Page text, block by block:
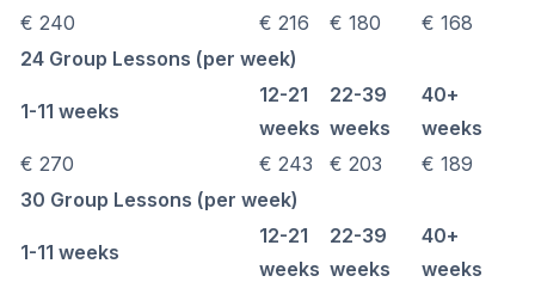
€ 240
€ 216 € 180
€ 168
24 Group Lessons (per week)
1-11 weeks
12-21
weeks
22-39
weeks
40+
weeks
€ 270
€ 243 € 203
€ 189
30 Group Lessons (per week)
1-11 weeks
12-21
weeks
22-39
weeks
40+
weeks